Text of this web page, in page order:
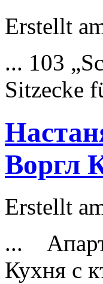
Erstellt
... 103 „
Sitzecke
Воргл
Erstellt
...
Кухня с